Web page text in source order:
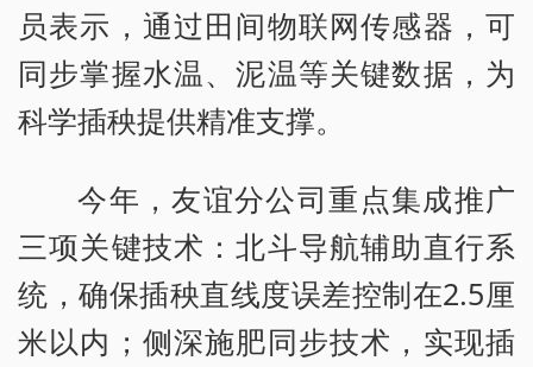
员表示，通过田间物联网传感器，可
同步掌握水温、泥温等关键数据，为
科学插秧提供精准支撑。
今年，友谊分公司重点集成推广
三项关键技术：北斗导航辅助直行系
统，确保插秧直线度误差控制在2.5厘
米以内；侧深施肥同步技术，实现插